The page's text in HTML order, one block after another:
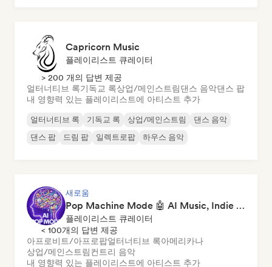
Capricorn Music
플레이리스트 큐레이터
> 200 개의 답변 제공
얼터너티브 록기독교 록상업/메인스트림댄스 음악댄스 팝
내 영향력 있는 플레이리스트에 아티스트 추가
얼터너티브 록 기독교 록 상업/메인스트림
댄스 음악
댄스 팝
드림 팝 일렉트로팝 하우스 음악
새로움
Pop Machine Mode 🤖 AI Music, Indie Pop & Dream Pop
플레이리스트 큐레이터
< 100개의 답변 제공
아프로비트/아프로팝얼터너티브 록아메리카나
상업/메인스트림컨트리 음악
내 영향력 있는 플레이리스트에 아티스트 추가